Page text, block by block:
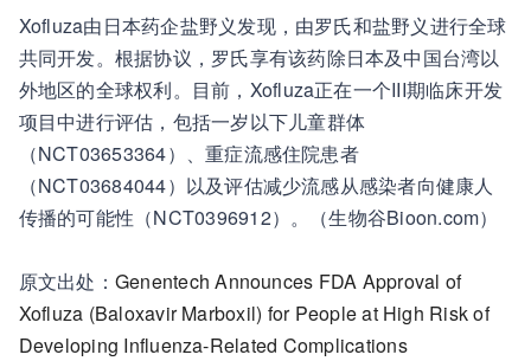
Xofluza由日本药企盐野义发现，由罗氏和盐野义进行全球
共同开发。根据协议，罗氏享有该药除日本及中国台湾以
外地区的全球权利。目前，Xofluza正在一个III期临床开发
项目中进行评估，包括一岁以下儿童群体
（NCT03653364）、重症流感住院患者
（NCT03684044）以及评估减少流感从感染者向健康人
传播的可能性（NCT0396912）。（生物谷Bioon.com）
原文出处： Genentech Announces FDA Approval of
Xofluza (Baloxavir Marboxil) for People at High Risk of
Developing Influenza-Related Complications